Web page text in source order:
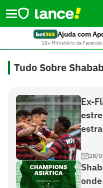
Ajuda com
18+ Ministério da
Tudo Sobre
Ex-
28/